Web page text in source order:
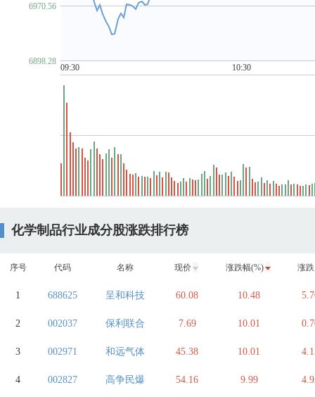
6898.28
6970.56
09:30 10:30
化学制品行业成分股涨跌排行榜
序号 代码 名称 现价 涨跌幅(%) 涨跌
1 688625 呈和科技 60.08 10.48
2 002037 保利联合 7.69 10.01
3 002971 和远气体 45.38 10.01
4 002827 高争民爆 54.16 9.99